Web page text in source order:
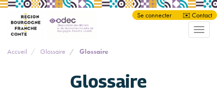
Panneau de gestion des cookies
contenu
Se connecter
✉️ Contact
Toggle
Accueil
Glossaire Glossaire
Glossaire